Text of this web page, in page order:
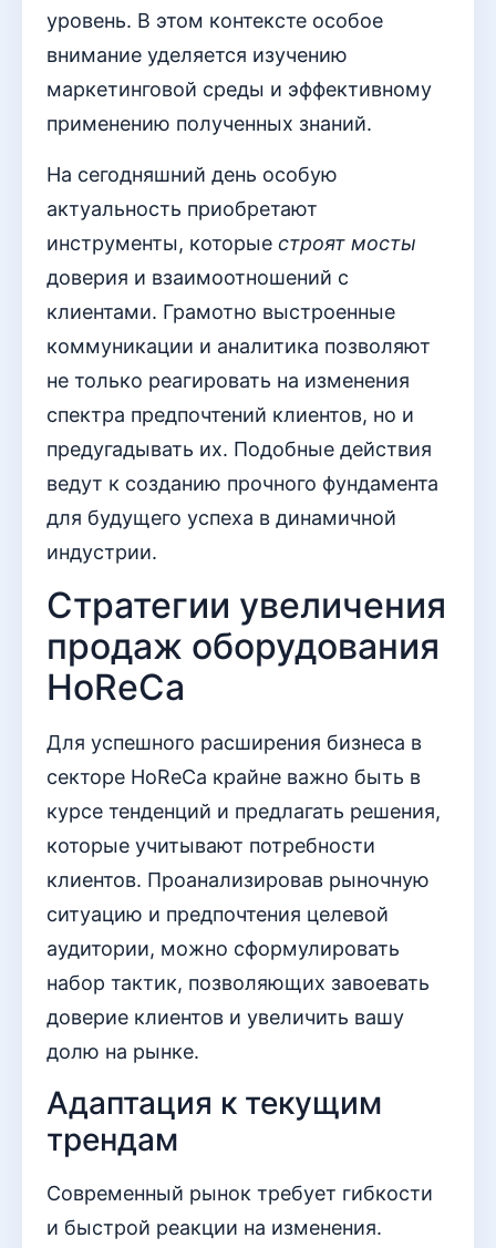
уровень. В этом контексте особое
внимание уделяется изучению
маркетинговой среды и эффективному
применению полученных знаний.
На сегодняшний день особую
актуальность приобретают
инструменты, которые строят мосты
доверия и взаимоотношений с
клиентами. Грамотно выстроенные
коммуникации и аналитика позволяют
не только реагировать на изменения
спектра предпочтений клиентов, но и
предугадывать их. Подобные действия
ведут к созданию прочного фундамента
для будущего успеха в динамичной
индустрии.
Стратегии увеличения
продаж оборудования
HoReCa
Для успешного расширения бизнеса в
секторе HoReCa крайне важно быть в
курсе тенденций и предлагать решения,
которые учитывают потребности
клиентов. Проанализировав рыночную
ситуацию и предпочтения целевой
аудитории, можно сформулировать
набор тактик, позволяющих завоевать
доверие клиентов и увеличить вашу
долю на рынке.
Адаптация к текущим
трендам
Современный рынок требует гибкости
и быстрой реакции на изменения.